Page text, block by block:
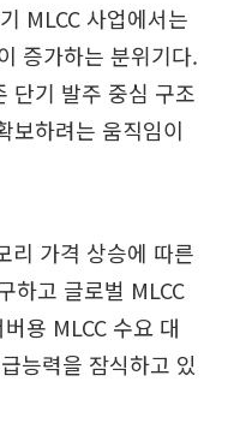
MLCC 사업에서는
증가하는 분위기다.
단기 발주 중심 구조
보하려는 움직임이
리 가격 상승에 따른
하고 글로벌 MLCC
용 MLCC 수요 대
능력을 잠식하고 있